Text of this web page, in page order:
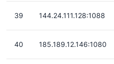
39 144.24.111.128:1088
40 185.189.12.146:1080